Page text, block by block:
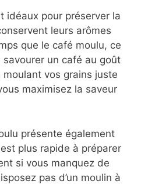
idéaux pour préserver la
leurs arômes
que le café moulu, ce
un café au goût
vos grains juste
maximisez la saveur
présente également
plus rapide à préparer
si vous manquez de
pas d’un moulin à